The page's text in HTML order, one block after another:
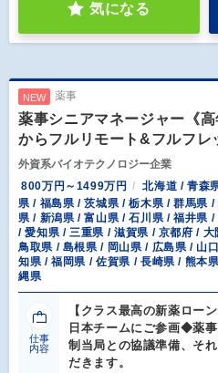
気になる
NEW 薬事
薬事シニアマネージャー《
からフルリモート&フルフレ
外資系バイオテクノロジー企業
800万円～1499万円
北海道 / 青森
県 / 福島県 / 茨城県 / 栃木県 / 群馬県
県 / 新潟県 / 富山県 / 石川県 / 福井県
/ 愛知県 / 三重県 / 滋賀県 / 京都府 /
鳥取県 / 島根県 / 岡山県 / 広島県 / 山
知県 / 福岡県 / 佐賀県 / 長崎県 / 熊本
縄県
仕事
内容
【クラス最高の新薬ロー
日本チームにご参画◆薬
制当局との協議準備、そ
だきます。